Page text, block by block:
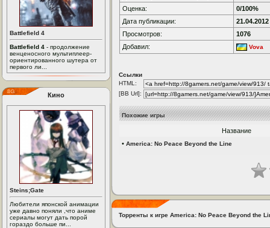
Battlefield 4
Battlefield 4 - продолжение
венценосного мультиплеер-
ориентированного шутера от
первого ли...
Кино
Steins;Gate
Любители японской анимации
уже давно поняли ,что аниме
сериалы могут дать порой
гораздо больше пи...
Оценка:
0/100%
Дата публикации:
21.04.2012
Просмотров:
1076
Добавил:
Vova
Ссылки
HTML:
[BB Url]:
Похожие игры
Название
• America: No Peace Beyond the Line
Торренты к игре America: No Peace Beyond the